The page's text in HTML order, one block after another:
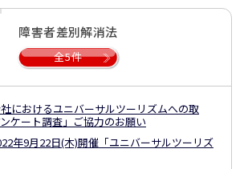
障害者差別解消法
全5件
におけるユニバーサルツーリズムへの取
ケート調査」ご協力のお願い
年9月22日(木)開催 「ユニバーサルツーリズ